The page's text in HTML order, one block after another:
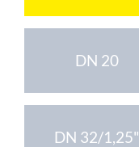
DN 20
DN 32/1,25"